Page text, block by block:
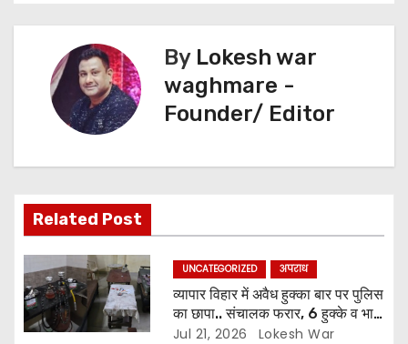
a
a
t
i
o
n
By Lokesh war
waghmare -
Founder/ Editor
Related Post
UNCATEGORIZED अपराध
व्यापार विहार में अवैध हुक्का बार पर पुलिस
का छापा.. संचालक फरार, 6 हुक्के व भारी
मात्रा में सामान जब्त..
Jul 21, 2026
Lokesh War